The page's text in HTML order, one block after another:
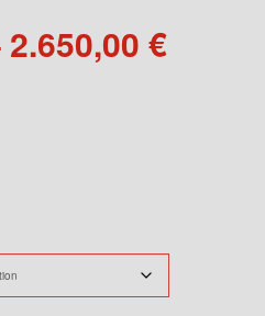
2.650,00 €